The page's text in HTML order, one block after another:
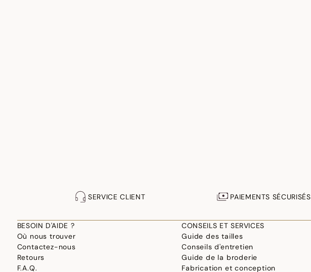
SERVICE CLIENT PAIEMENTS SÉCURISÉS
BESOIN D'AIDE ?
Où nous trouver
Contactez-nous
Retours
F.A.Q.
CONSEILS ET SERVICES
Guide des tailles
Conseils d'entretien
Guide de la broderie
Fabrication et conception